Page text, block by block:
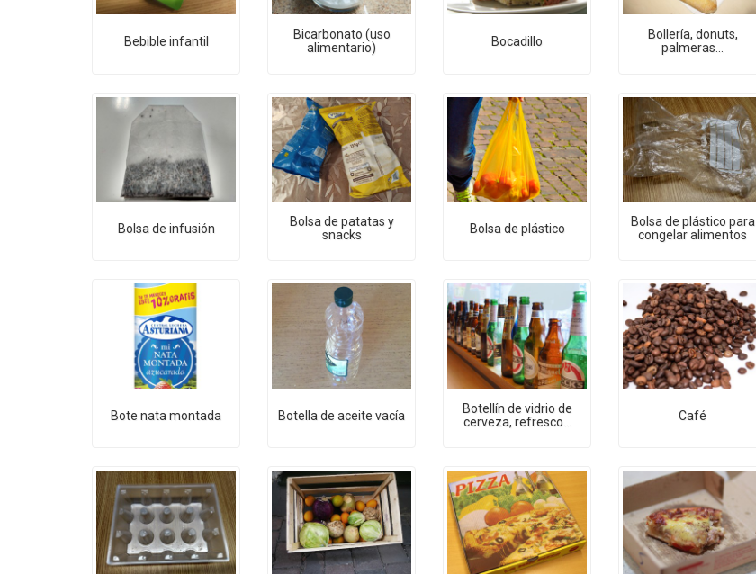
Bebible infantil
Bicarbonato (uso
alimentario)
Bocadillo
Bollería, donuts,
palmeras...
Bolsa de infusión
Bolsa de patatas y
snacks
Bolsa de plástico
Bolsa de plástico para
congelar alimentos
Bote nata montada Botella de aceite vacía
Botellín de vidrio de
cerveza, refresco...
Café